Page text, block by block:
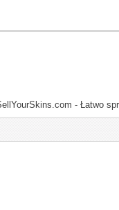
- Łatwo